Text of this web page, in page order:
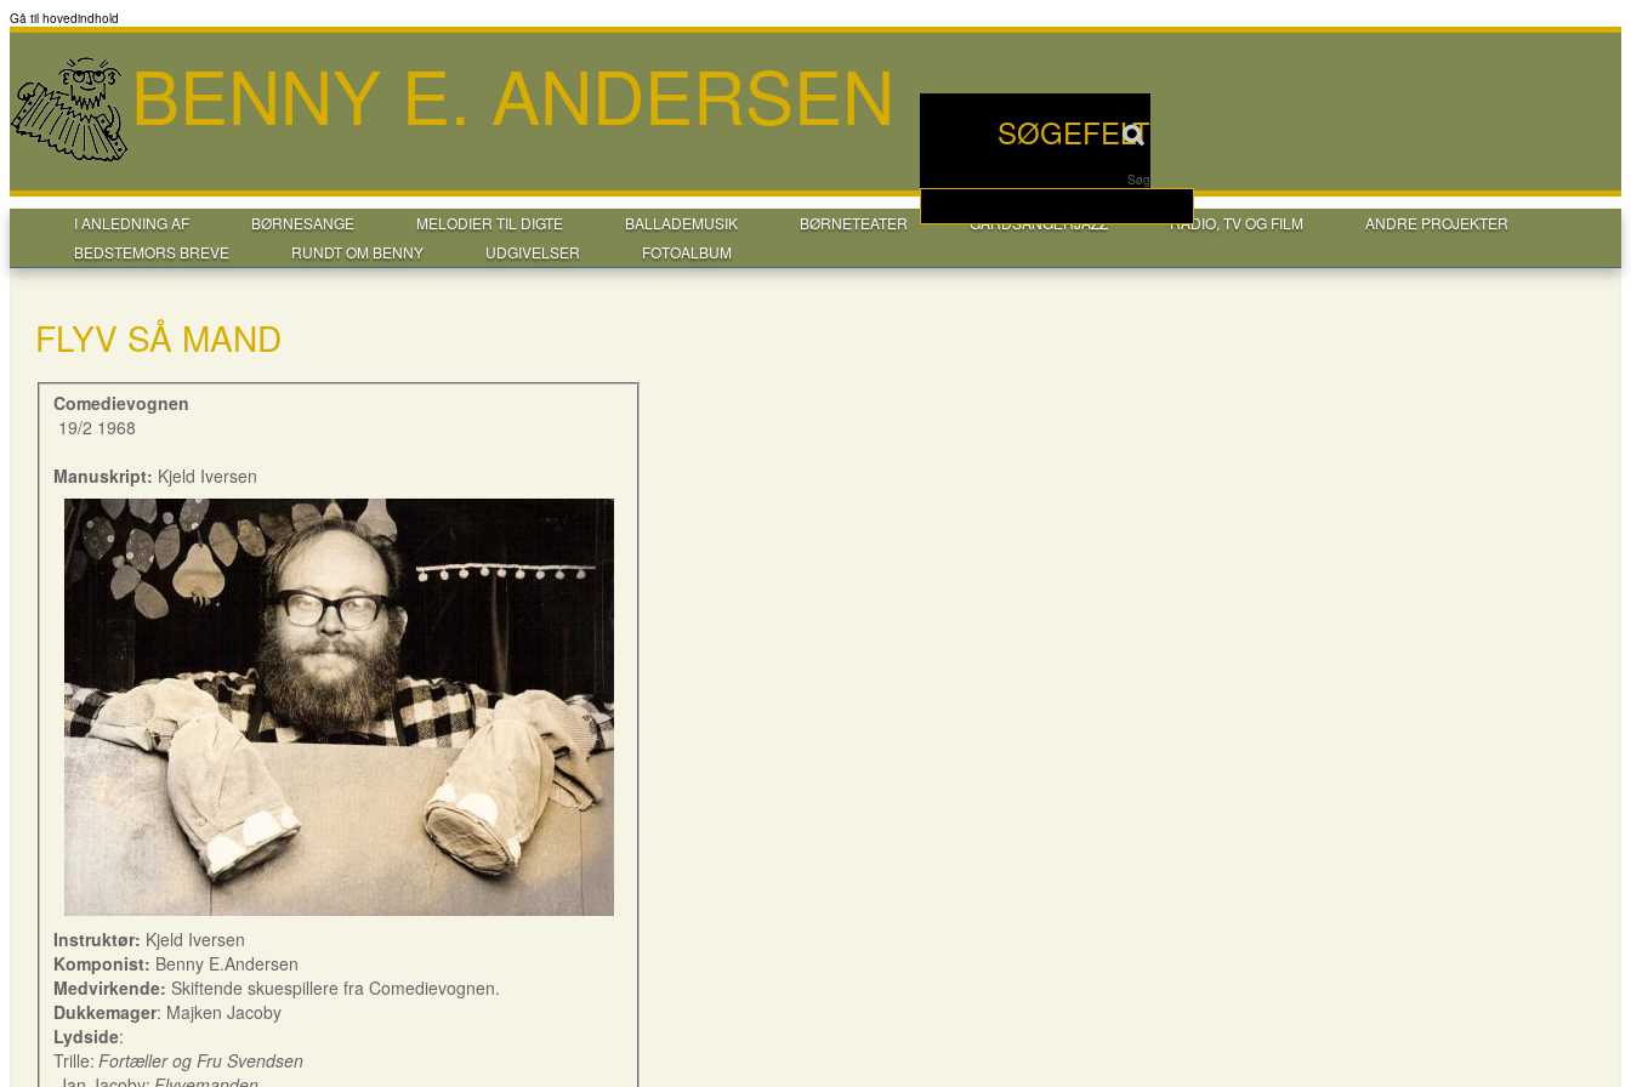
Gå til hovedindhold
SØGEFELT
Søg
BENNY E. ANDERSEN
I ANLEDNING AF BØRNESANGE MELODIER TIL DIGTE BALLADEMUSIK BØRNETEATER GÅRDSANGERJAZZ RADIO, TV OG FILM
ANDRE PROJEKTER
BEDSTEMORS BREVE
RUNDT OM BENNY UDGIVELSER FOTOALBUM
FLYV SÅ MAND
Comedievognen
19/2 1968
Manuskript: Kjeld Iversen
Instruktør: Kjeld Iversen
Komponist: Benny E.Andersen
Medvirkende: Skiftende skuespillere fra Comedievognen.
Dukkemager: Majken Jacoby
Lydside:
Trille: Fortæller og Fru Svendsen